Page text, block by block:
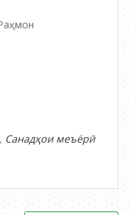
, Санадҳои меъёрӣ